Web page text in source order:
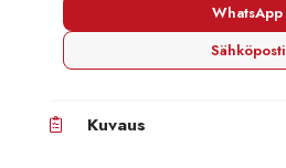
WhatsApp
Sähköposti
Kuvaus